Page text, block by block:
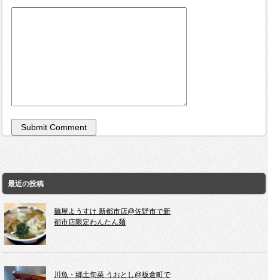
最近の投稿
麺屋ようすけ 新都市店@佐野市で新
都市店限定わんたん麺
川魚・郷土旬菜 うおとし@板倉町で